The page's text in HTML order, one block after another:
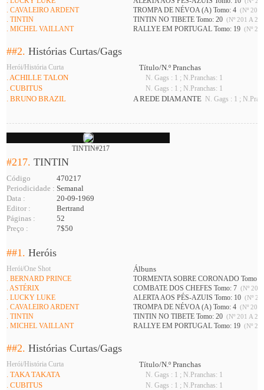
. CAVALEIRO ARDENT TROMPA DE NÉVOA (A) Tomo: 4 (Nº 201
. TINTIN TINTIN NO TIBETE Tomo: 20 (Nº 201 A
. MICHEL VAILLANT RALLYE EM PORTUGAL Tomo: 19 (Nº
##2.Histórias Curtas/Gags
Herói/História Curta
Título/N.º Pranchas
. ACHILLE TALON
N. Gags : 1 ; N.Pranchas: 1
. CUBITUS N. Gags : 1 ; N.Pranchas: 1
. BRUNO BRAZIL A REDE DIAMANTE N. Gags : 1 ;
TINTIN#217
#217.TINTIN
Código
470217
Periodicidade : Semanal
Data :
20-09-1969
Editor :
Bertrand
Páginas :
52
Preço :
7$50
##1.Heróis
Herói/One Shot Álbuns
. BERNARD PRINCE
TORMENTA SOBRE CORONADO Tomo:
. ASTÉRIX
COMBATE DOS CHEFES Tomo: 7 (Nº 201
. LUCKY LUKE ALERTA AOS PÉS-AZUIS Tomo: 10 (Nº
. CAVALEIRO ARDENT TROMPA DE NÉVOA (A) Tomo: 4 (Nº 201
. TINTIN TINTIN NO TIBETE Tomo: 20 (Nº 201 A
. MICHEL VAILLANT RALLYE EM PORTUGAL Tomo: 19 (Nº
##2.Histórias Curtas/Gags
Herói/História Curta
Título/N.º Pranchas
. TAKA TAKATA
N. Gags : 1 ; N.Pranchas: 1
. CUBITUS N. Gags : 1 ; N.Pranchas: 1